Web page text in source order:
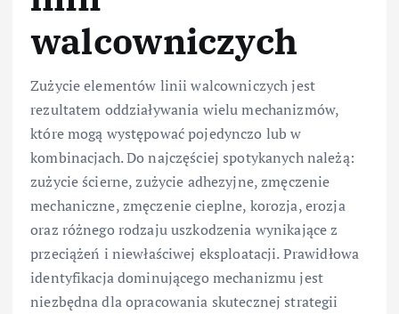
walcowniczych
Zużycie elementów linii walcowniczych jest
rezultatem oddziaływania wielu mechanizmów,
które mogą występować pojedynczo lub w
kombinacjach. Do najczęściej spotykanych należą:
zużycie ścierne, zużycie adhezyjne, zmęczenie
mechaniczne, zmęczenie cieplne, korozja, erozja
oraz różnego rodzaju uszkodzenia wynikające z
przeciążeń i niewłaściwej eksploatacji. Prawidłowa
identyfikacja dominującego mechanizmu jest
niezbędna dla opracowania skutecznej strategii